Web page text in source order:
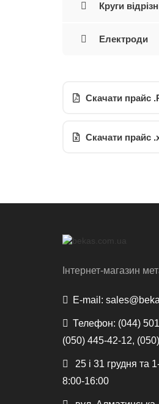
Круги
Електроди
Скачати прайс
Скачати прайс
Інтернет-магазин
E-mail:
Телефон: (044)
(050) 445-42-12,
25 і 31 грудня та
8:00-16:00